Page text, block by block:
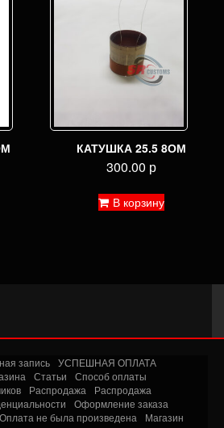
КАТУШКА 25.5 8ОМ
300.00 р
В корзину
запись УСПЕШНАЯ ОПЛАТА
Статьи
Способ оплаты
Распродажа
Распродажа
Оформление заказа
Оплата не была произведена
Магазин